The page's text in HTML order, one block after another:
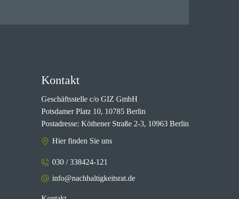
Kontakt
Geschäftsstelle c/o GIZ GmbH
Potsdamer Platz 10, 10785 Berlin
Postadresse: Köthener Straße 2-3, 10963 Berlin
Hier finden Sie uns
030 / 338424-121
info@nachhaltigkeitsrat.de